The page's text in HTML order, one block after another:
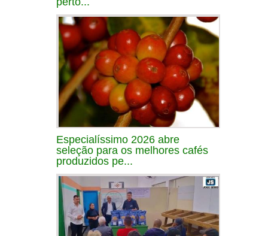
Especialíssimo 2026 abre
seleção para os melhores cafés
produzidos pe...